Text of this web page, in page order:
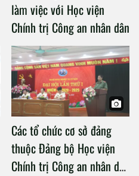
làm việc với Học viện
Chính trị Công an nhân dân
Các tổ chức cơ sở đảng
thuộc Đảng bộ Học viện
Chính trị Công an nhân dân